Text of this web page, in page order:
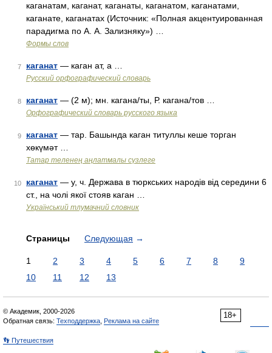
каганатам, каганат, каганаты, каганатом, каганатами,
каганате, каганатах (Источник: «Полная акцентуированная
парадигма по А. А. Зализняку») …
Формы слов
7 каганат — каган ат, а …
Русский орфографический словарь
8 каганат — (2 м); мн. кагана/ты, Р. кагана/тов …
Орфографический словарь русского языка
9 каганат — тар. Башында каган титуллы кеше торган
хөкүмәт …
Татар теленең аңлатмалы сүзлеге
10 каганат — у, ч. Держава в тюркських народів від середини 6
ст., на чолі якої стояв каган …
Український тлумачний словник
Страницы Следующая →
1 2 3 4 5 6 7 8
9
10
11 12 13
18+
© Академик, 2000-2026
Обратная связь: Техподдержка Реклама на сайте
👣 Путешествия